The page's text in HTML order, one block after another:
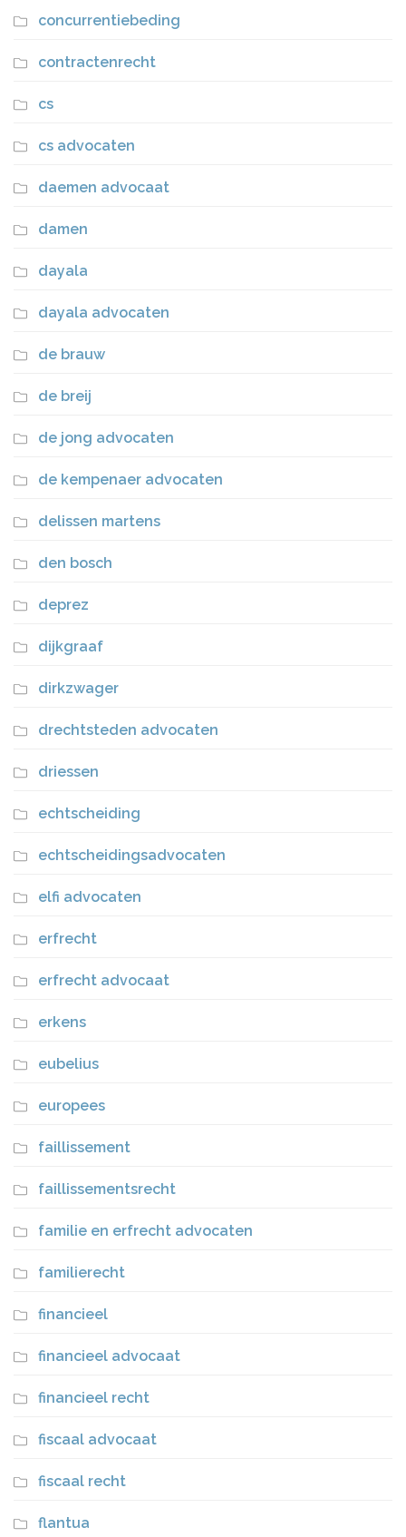
concurrentiebeding
contractenrecht
cs
cs advocaten
daemen advocaat
damen
dayala
dayala advocaten
de brauw
de breij
de jong advocaten
de kempenaer advocaten
delissen martens
den bosch
deprez
dijkgraaf
dirkzwager
drechtsteden advocaten
driessen
echtscheiding
echtscheidingsadvocaten
elfi advocaten
erfrecht
erfrecht advocaat
erkens
eubelius
europees
faillissement
faillissementsrecht
familie en erfrecht advocaten
familierecht
financieel
financieel advocaat
financieel recht
fiscaal advocaat
fiscaal recht
flantua